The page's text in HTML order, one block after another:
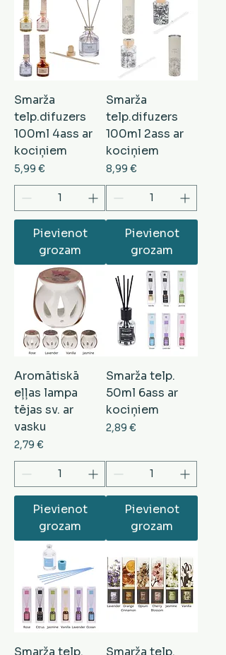
Smarža
telp.difuzers
100ml 4ass ar
kociņiem
Cena
5,99 €
Pievienot
grozam
Smarža
telp.difuzers
100ml 2ass ar
kociņiem
Cena
8,99 €
Pievienot
grozam
Aromātiskā
eļļas lampa
tējas sv. ar
vasku
Cena
2,79 €
Pievienot
grozam
Smarža telp.
50ml 6ass ar
kociņiem
Cena
2,89 €
Pievienot
grozam
Smarža telp. Smarža telp.